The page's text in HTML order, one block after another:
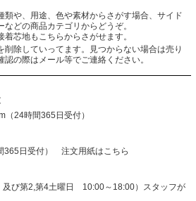
類や、用途、色や素材からさがす場合、サイド
などの商品カテゴリからどうぞ。
着芯地もこちらからさがせます。
除していってます。見つからない場合は売り
の際はメール等でご連絡ください。
（24時間365日受付）
日受付）
注文用紙はこちら
及び第2,第4土曜日 10:00～18:00）スタッフが